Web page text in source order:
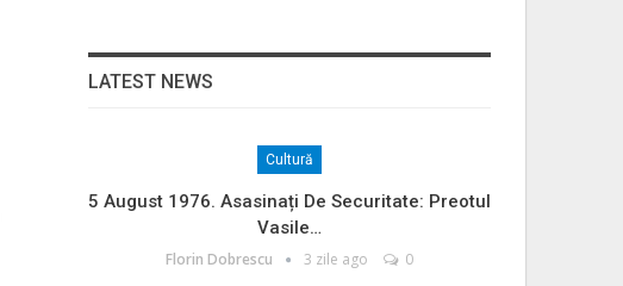
LATEST NEWS
Cultură
5 August 1976. Asasinați De Securitate: Preotul
Vasile…
Florin Dobrescu 3 zile ago 0